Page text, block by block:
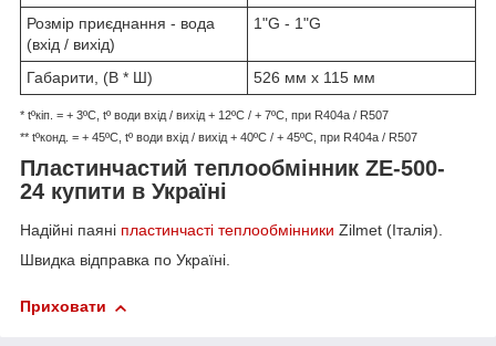
Розмір приєднання - вода
(вхід / вихід)
1"G - 1"G
Габарити, (В * Ш) 526 мм x 115 мм
* tºкіп. = + 3ºC, tº води вхід / вихід + 12ºC / + 7ºC, при R404a / R507
** tºконд. = + 45ºC, tº води вхід / вихід + 40ºC / + 45ºC, при R404a / R507
Пластинчастий теплообмінник ZE-500-
24 купити в Україні
Надійні паяні пластинчасті теплообмінники Zilmet (Італія).
Швидка відправка по Україні.
Приховати